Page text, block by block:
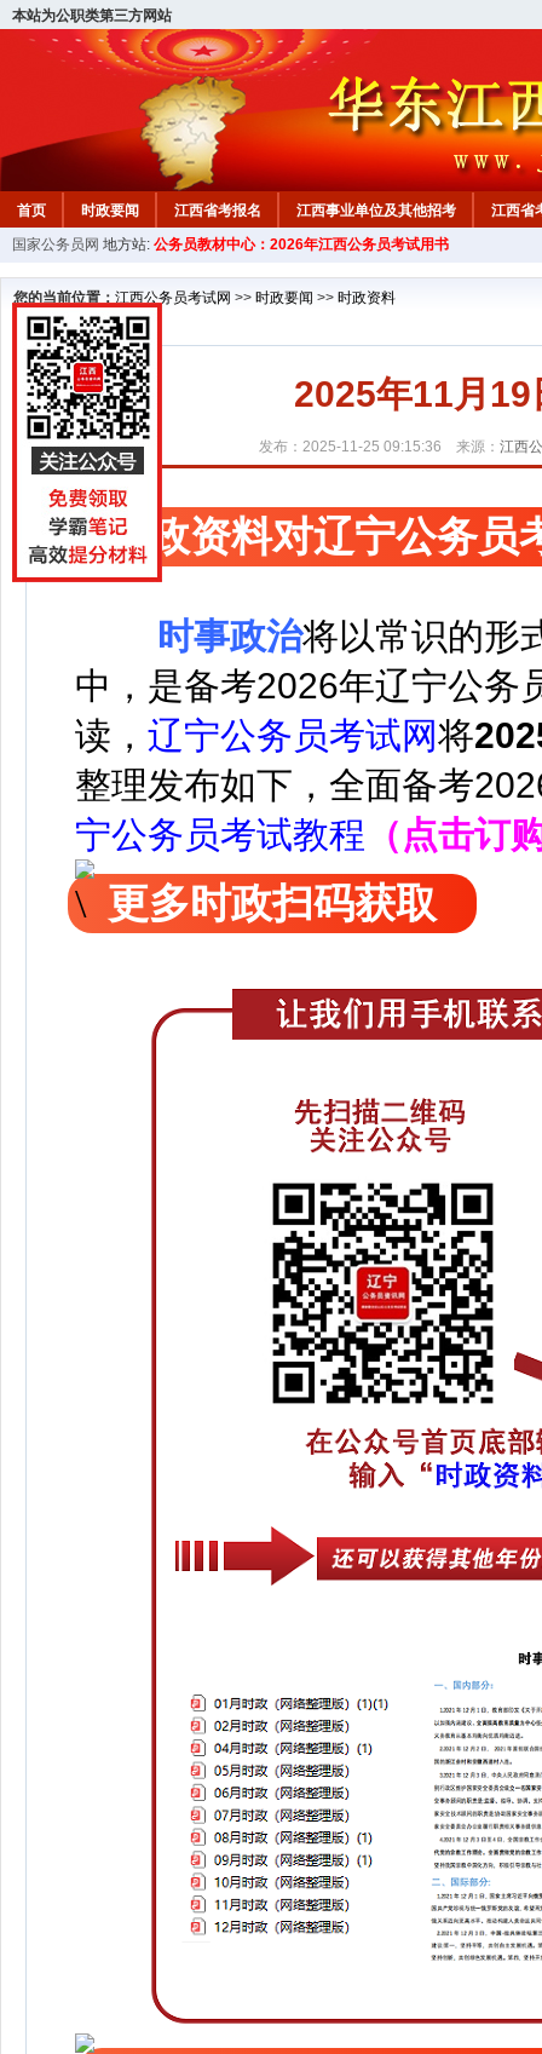
本站为公职类第三方网站
首页 时政要闻 江西省考报名 江西事业单位及其他招考 江西省
教材中心
国家公务员网 地方站: 公务员教材中心：2026年江西公务员考试用书
您的当前位置： 江西公务员考试网 >> 时政要闻 >> 时政资料
2025年11月
发布：2025-11-25 09:15:36 来源： 江西
时政资料对辽宁公务员
时事政治将以常识的形
中，是备考2026年辽宁公务
读， 辽宁公务员考试网将
整理发布如下， 全面备考
宁公务员考试教程 （点击订
更多时政扫码获取